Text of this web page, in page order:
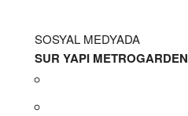
SOSYAL MEDYADA
SUR YAPI METROGARDEN